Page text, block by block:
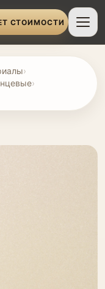
СТОИМОСТИ
›
›